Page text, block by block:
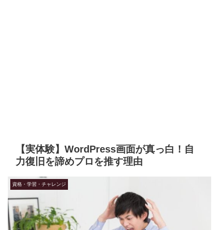
【実体験】WordPress画面が真っ白！自
力復旧を諦めプロを推す理由
資格・学習・チャレンジ